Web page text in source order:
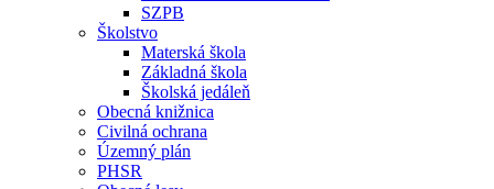
SZPB
Školstvo
Materská škola
Základná škola
Školská jedáleň
Obecná knižnica
Civilná ochrana
Územný plán
PHSR